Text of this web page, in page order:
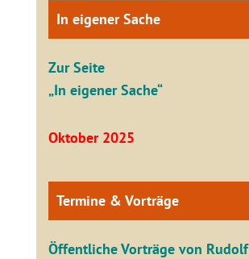
In eigener Sache
Zur Seite
„In eigener Sache“
Oktober 2025
Termine & Vorträge
Öffentliche Vorträge von Rudolf